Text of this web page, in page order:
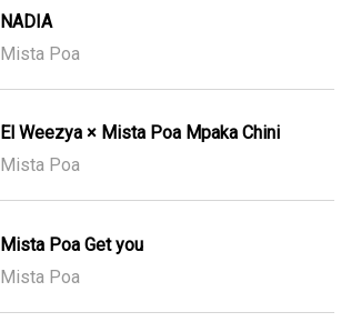
NADIA
Mista Poa
El Weezya × Mista Poa Mpaka Chini
Mista Poa
Mista Poa Get you
Mista Poa